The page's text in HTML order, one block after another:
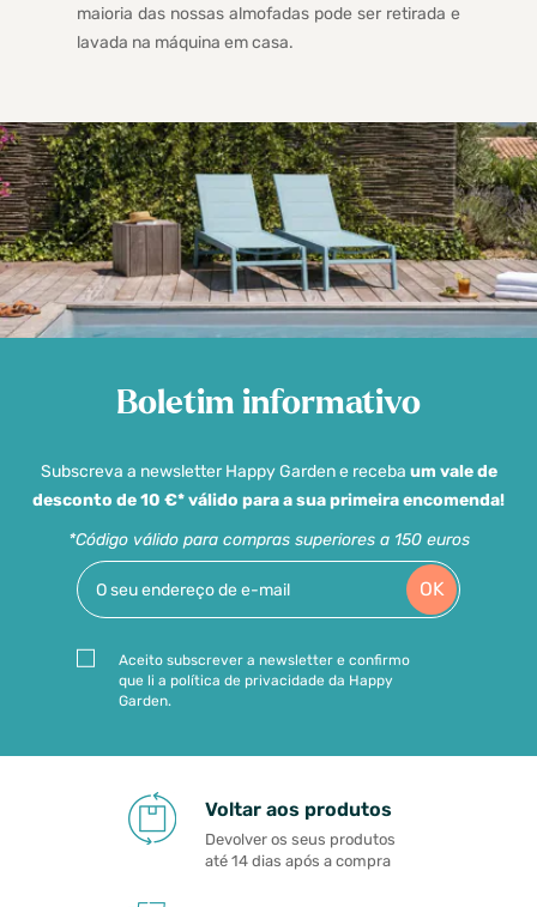
maioria das nossas almofadas pode ser retirada e
lavada na máquina em casa.
Boletim informativo
Subscreva a newsletter Happy Garden e receba um vale de
desconto de 10 €* válido para a sua primeira encomenda!
*Código válido para compras superiores a 150 euros
OK
Aceito subscrever a newsletter e confirmo
que li a política de privacidade da Happy
Garden.
Voltar aos produtos
Devolver os seus produtos
até 14 dias após a compra